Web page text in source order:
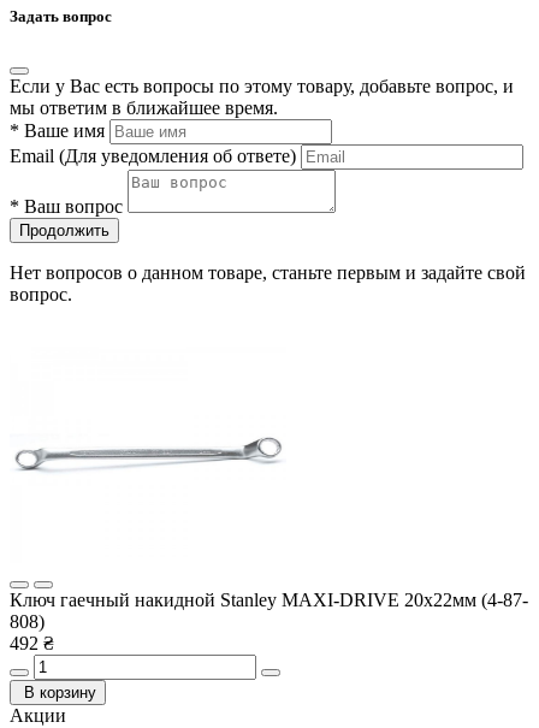
Задать вопрос
Если у Вас есть вопросы по этому товару, добавьте вопрос, и
мы ответим в ближайшее время.
* Ваше имя
Email (Для уведомления об ответе)
* Ваш вопрос
Продолжить
Нет вопросов о данном товаре, станьте первым и задайте свой
вопрос.
Ключ гаечный накидной Stanley MAXI-DRIVE 20х22мм (4-87-
808)
492 ₴
В корзину
Акции